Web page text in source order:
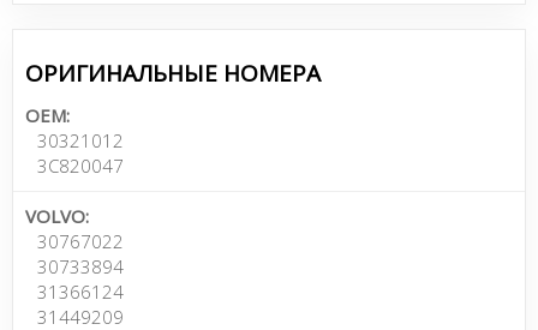
ОРИГИНАЛЬНЫЕ НОМЕРА
OEM:
30321012
3C820047
VOLVO:
30767022
30733894
31366124
31449209